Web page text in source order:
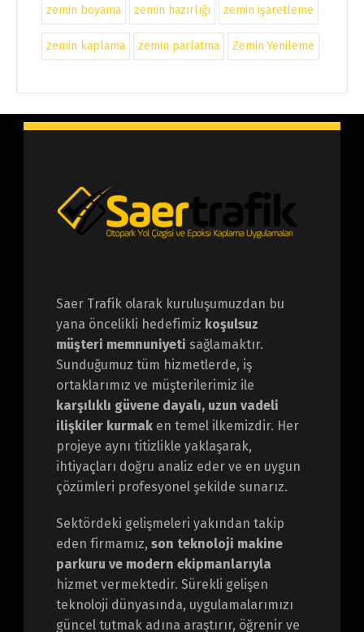
zemin boyama zemin hazırlığı zemin işaretleme
zemin kaplama zemin parlatma Zemin Yenileme
Saer Trafik olarak kuruluşumuzdan bu
yana öncelikli hedefimiz koşulsuz
müşteri memnuniyeti sağlamaktır.
Sunduğumuz tüm hizmetlerde, iş
ortaklarımız ve müşterilerimiz ile
karşılıklı güvene dayalı, uzun vadeli
ilişkiler kurmaken temel ilkemizdir. Her
projeye aynı titizlikle yaklaşarak,
ihtiyaçları doğru analiz eder ve en uygun
çözümleri profesyonel şekilde sunarız.
Sektördeki gelişmeleri yakından takip
eden firmamız, son teknoloji makine
parkuru ve modern ekipmanlarıyla
hizmet vermektedir. Sürekli gelişen
teknoloji dünyasında, uygulamalarımızı
güncel tutmak adına araştırır, öğrenir ve